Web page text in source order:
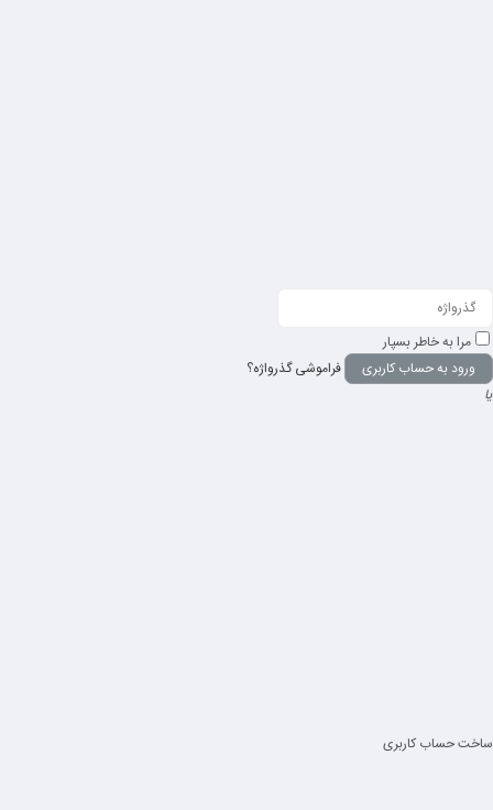
مرا به خاطر بسپار
فراموشی گذرواژه؟
یا
ساخت حساب کاربری